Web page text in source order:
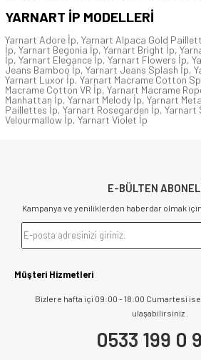
YARNART İP MODELLERİ
Yarnart Adore İp, Yarnart Alpaca Gold
İp, Yarnart Begonia İp, Yarnart Bright İp,
İp, Yarnart Elegance İp, Yarnart Flowers İp,
Jeans Bamboo İp, Yarnart Jeans Splash İp,
Yarnart Luxor İp, Yarnart Macrame Cotton
Macrame Cotton VR İp, Yarnart Macrame
Manhattan İp, Yarnart Melody İp, Yarnart
Paillettes İp, Yarnart Rosegarden İp, Yarnart
Velourmallow İp, Yarnart Violet İp
E-BÜLTEN
Kampanya ve yeniliklerden haberdar olmak
Müşteri Hizmetleri
Bizlere hafta içi 09:00 - 18:00 Cumartesi ise
ulaşabilirsiniz .
0533 199 0